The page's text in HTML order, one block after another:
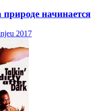
начинается
2017